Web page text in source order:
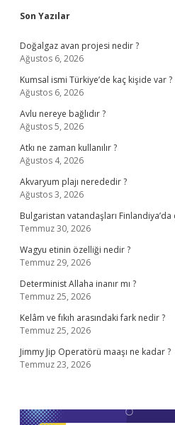
Sidebar
Son Yazılar
Doğalgaz avan projesi nedir ?
Ağustos 6, 2026
Kumsal ismi Türkiye’de kaç kişide var ?
Ağustos 6, 2026
Avlu nereye bağlıdır ?
Ağustos 5, 2026
Atkı ne zaman kullanılır ?
Ağustos 4, 2026
Akvaryum plajı nerededir ?
Ağustos 3, 2026
Bulgaristan vatandaşları Finlandiya’da
Temmuz 30, 2026
Wagyu etinin özelliği nedir ?
Temmuz 29, 2026
Determinist Allaha inanır mı ?
Temmuz 25, 2026
Kelâm ve fıkıh arasındaki fark nedir ?
Temmuz 25, 2026
Jimmy Jip Operatörü maaşı ne kadar ?
Temmuz 23, 2026